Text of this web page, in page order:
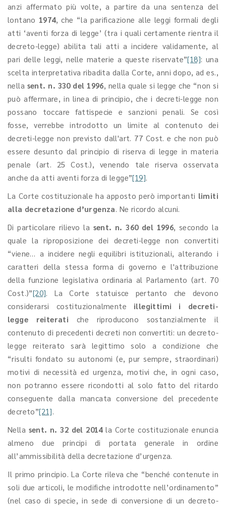
anzi affermato più volte, a partire da una sentenza del
lontano 1974, che “la parificazione alle leggi formali degli
atti ‘aventi forza di legge’ (tra i quali certamente rientra il
decreto-legge) abilita tali atti a incidere validamente, al
pari delle leggi, nelle materie a queste riservate”[18]: una
scelta interpretativa ribadita dalla Corte, anni dopo, ad es.,
nella sent. n. 330 del 1996, nella quale si legge che “non si
può affermare, in linea di principio, che i decreti-legge non
possano toccare fattispecie e sanzioni penali. Se così
fosse, verrebbe introdotto un limite al contenuto dei
decreti-legge non previsto dall'art. 77 Cost. e che non può
essere desunto dal principio di riserva di legge in materia
penale (art. 25 Cost.), venendo tale riserva osservata
anche da atti aventi forza di legge”[19].
La Corte costituzionale ha apposto però importanti limiti
alla decretazione d’urgenza. Ne ricordo alcuni.
Di particolare rilievo la sent. n. 360 del 1996, secondo la
quale la riproposizione dei decreti-legge non convertiti
“viene… a incidere negli equilibri istituzionali, alterando i
caratteri della stessa forma di governo e l'attribuzione
della funzione legislativa ordinaria al Parlamento (art. 70
Cost.)”[20]. La Corte statuisce pertanto che devono
considerarsi costituzionalmente illegittimi i decreti-
legge reiterati che riproducono sostanzialmente il
contenuto di precedenti decreti non convertiti: un decreto-
legge reiterato sarà legittimo solo a condizione che
“risulti fondato su autonomi (e, pur sempre, straordinari)
motivi di necessità ed urgenza, motivi che, in ogni caso,
non potranno essere ricondotti al solo fatto del ritardo
conseguente dalla mancata conversione del precedente
decreto”[21].
Nella sent. n. 32 del 2014la Corte costituzionale enuncia
almeno due principi di portata generale in ordine
all’ammissibilità della decretazione d’urgenza.
Il primo principio. La Corte rileva che “benché contenute in
soli due articoli, le modifiche introdotte nell’ordinamento”
(nel caso di specie, in sede di conversione di un decreto-